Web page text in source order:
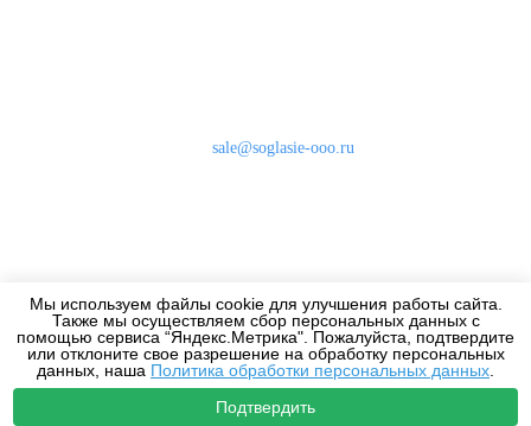
Мы используем файлы cookie для улучшения работы сайта.
Также мы осуществляем сбор персональных данных с
помощью сервиса “Яндекс.Метрика". Пожалуйста, подтвердите
или отклоните свое разрешение на обработку персональных
данных, наша Политика обработки персональных данных
Подтвердить
sale@soglasie-ooo.ru
Дизайнерам
2010-2026 - Все права защищены.